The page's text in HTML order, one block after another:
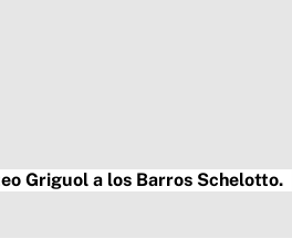
Griguol a los Barros Schelotto.